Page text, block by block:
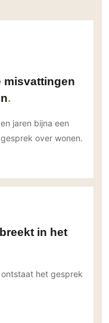
misvattingen
jaren bijna een
over wonen.
in het
het gesprek